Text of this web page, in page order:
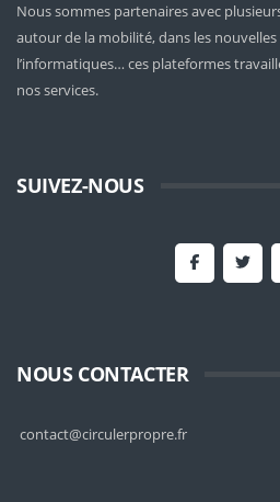
Nous sommes partenaires avec
autour de la mobilité, dans les
l’informatiques… ces plateformes
nos services.
SUIVEZ-NOUS
NOUS CONTACTER
contact@circulerpropre.fr